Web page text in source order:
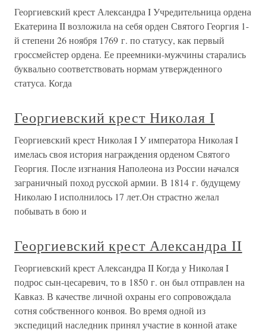
Георгиевский крест Александра I Учредительница ордена
Екатерина II возложила на себя орден Святого Георгия 1-
й степени 26 ноября 1769 г. по статусу, как первый
гроссмейстер ордена. Ее преемники-мужчины старались
буквально соответствовать нормам утвержденного
статуса. Когда
Георгиевский крест Николая I
Георгиевский крест Николая I У императора Николая I
имелась своя история награждения орденом Святого
Георгия. После изгнания Наполеона из России начался
заграничный поход русской армии. В 1814 г. будущему
Николаю I исполнилось 17 лет.Он страстно желал
побывать в бою и
Георгиевский крест Александра II
Георгиевский крест Александра II Когда у Николая I
подрос сын-цесаревич, то в 1850 г. он был отправлен на
Кавказ. В качестве личной охраны его сопровождала
сотня собственного конвоя. Во время одной из
экспедиций наследник принял участие в конной атаке